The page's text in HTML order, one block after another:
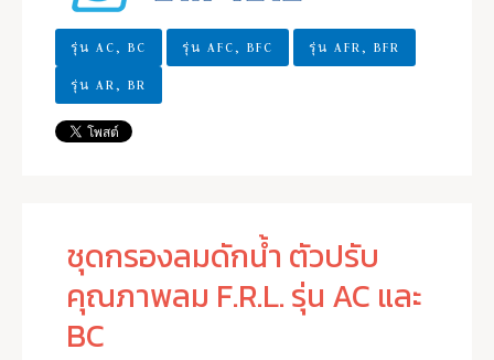
รุ่น AC, BC รุ่น AFC, BFC รุ่น AFR, BFR
รุ่น AR, BR
ชุดกรองลมดักน้ำ ตัวปรับ
คุณภาพลม F.R.L. รุ่น AC และ
BC